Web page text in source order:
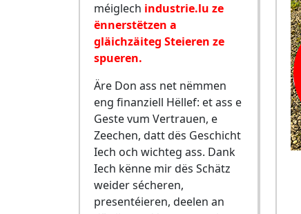
méiglech industrie.lu ze
ënnerstëtzen a
gläichzäiteg Steieren ze
spueren.
Äre Don ass net nëmmen
eng finanziell Hëllef: et ass e
Geste vum Vertrauen, e
Zeechen, datt dës Geschicht
Iech och wichteg ass. Dank
Iech kënne mir dës Schätz
weider sécheren,
presentéieren, deelen an